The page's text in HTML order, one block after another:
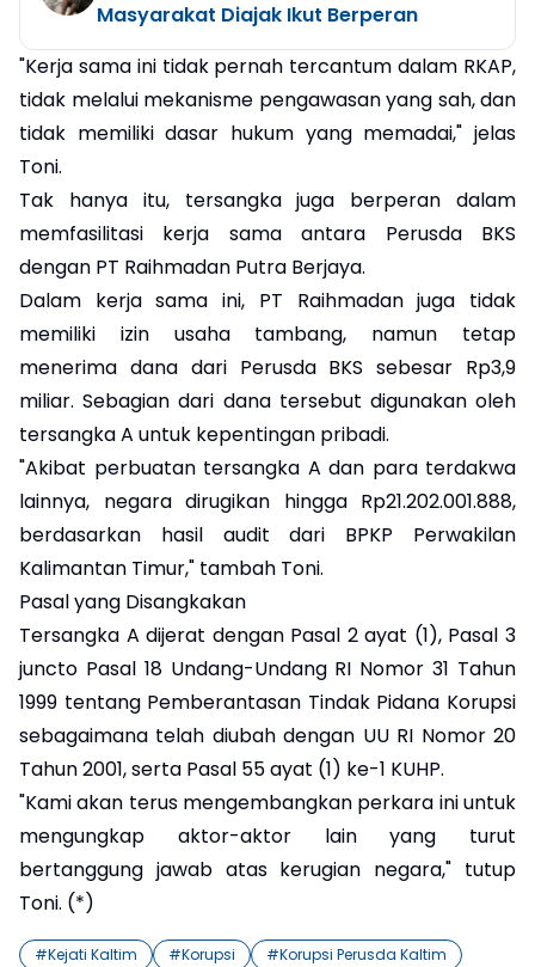
Masyarakat Diajak Ikut Berperan
"Kerja sama ini tidak pernah tercantum dalam RKAP,
tidak melalui mekanisme pengawasan yang sah, dan
tidak memiliki dasar hukum yang memadai," jelas
Toni.
Tak hanya itu, tersangka juga berperan dalam
memfasilitasi kerja sama antara Perusda BKS
dengan PT Raihmadan Putra Berjaya.
Dalam kerja sama ini, PT Raihmadan juga tidak
memiliki izin usaha tambang, namun tetap
menerima dana dari Perusda BKS sebesar Rp3,9
miliar. Sebagian dari dana tersebut digunakan oleh
tersangka A untuk kepentingan pribadi.
"Akibat perbuatan tersangka A dan para terdakwa
lainnya, negara dirugikan hingga Rp21.202.001.888,
berdasarkan hasil audit dari BPKP Perwakilan
Kalimantan Timur," tambah Toni.
Pasal yang Disangkakan
Tersangka A dijerat dengan Pasal 2 ayat (1), Pasal 3
juncto Pasal 18 Undang-Undang RI Nomor 31 Tahun
1999 tentang Pemberantasan Tindak Pidana Korupsi
sebagaimana telah diubah dengan UU RI Nomor 20
Tahun 2001, serta Pasal 55 ayat (1) ke-1 KUHP.
"Kami akan terus mengembangkan perkara ini untuk
mengungkap aktor-aktor lain yang turut
bertanggung jawab atas kerugian negara," tutup
Toni. (*)
#Kejati Kaltim #Korupsi #Korupsi Perusda Kaltim